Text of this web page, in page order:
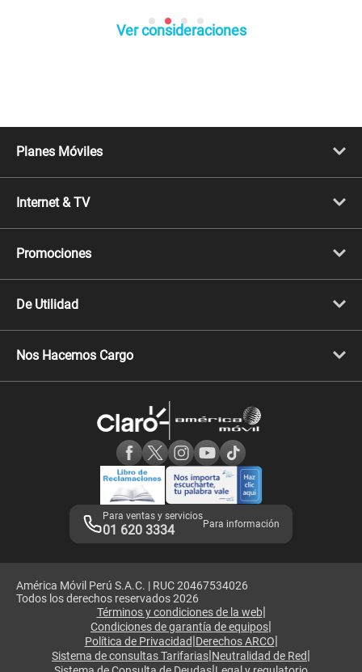
Ver consideraciones
Planes Móviles
Línea Nueva
Línea Adicional
Migración
Internet & TV
Internet + TV
Mejora tu plan
Promociones
Celulares iPhone
Celulares Samsung
Celulares Motorola
De Utilidad
Llamada por llamada
Comprobantes electrónicos
Consulta de IMEI
Nos Hacemos Cargo
Consulta de reclamos
Adquirientes iPhone 6, 6S y SE
Mensaje de Seguridad
Términos y Condiciones de Tienda Claro
Libro de Reclamaciones
Legales de marketplace
Para ventas y servicios
01 620 3334 Para información
América Móvil Perú S.A.C. | RUC 20467534026
Todos los derechos reservados 2026
Términos y condiciones de la web|
Condiciones de garantía de equipos|
Política de Privacidad|Derechos ARCO|
Sistema de consultas Tarifarias|Neutralidad de Red|